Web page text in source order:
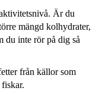
Är du
mängd kolhydrater,
du inte rör på dig så
från källor som